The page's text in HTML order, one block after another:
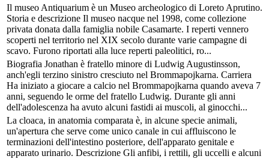
Il museo Antiquarium è un Museo archeologico di Loreto Aprutino.
Storia e descrizione Il museo nacque nel 1998, come collezione
privata donata dalla famiglia nobile Casamarte. I reperti vennero
scoperti nel territorio nel XIX secolo durante varie campagne di
scavo. Furono riportati alla luce reperti paleolitici, ro...
Biografia Jonathan è fratello minore di Ludwig Augustinsson,
anch'egli terzino sinistro cresciuto nel Brommapojkarna. Carriera
Ha iniziato a giocare a calcio nel Brommapojkarna quando aveva 7
anni, seguendo le orme del fratello Ludwig. Durante gli anni
dell'adolescenza ha avuto alcuni fastidi ai muscoli, al ginocchi...
La cloaca, in anatomia comparata è, in alcune specie animali,
un'apertura che serve come unico canale in cui affluiscono le
terminazioni dell'intestino posteriore, dell'apparato genitale e
apparato urinario. Descrizione Gli anfibi, i rettili, gli uccelli e alcuni